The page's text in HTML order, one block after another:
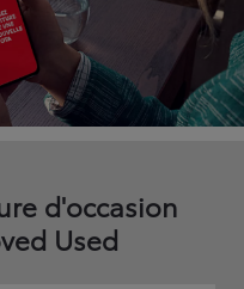
d'occasion
Used